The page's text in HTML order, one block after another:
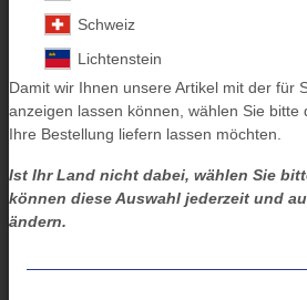
Schweiz
Lichtenstein
Damit wir Ihnen unsere Artikel mit der für
anzeigen lassen können, wählen Sie bitte
Ihre Bestellung liefern lassen möchten.
Ist Ihr Land nicht dabei, wählen Sie
können diese Auswahl jederzeit und
ändern.